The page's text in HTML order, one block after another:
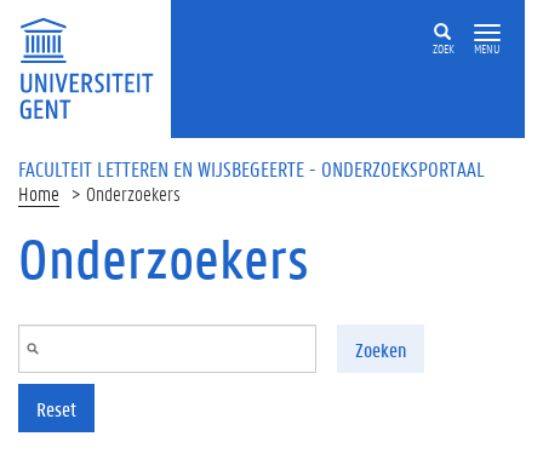
Overslaan en naar de inhoud gaan
ZOEK MENU
FACULTEIT LETTEREN EN WIJSBEGEERTE - ONDERZOEKSPORTAAL
Home Onderzoekers
Onderzoekers
Zoeken
Reset